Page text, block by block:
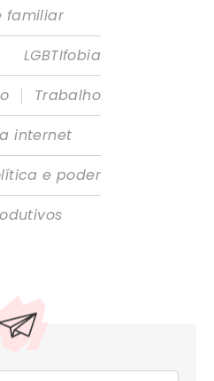
familiar
LGBTIfobia
|
Trabalho
internet
e poder